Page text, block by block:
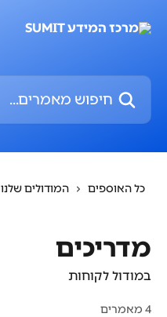
חיפוש מאמרים...
כל האוספים המודולים שלנו
מדריכים
במודול לקוחות
4 מאמרים